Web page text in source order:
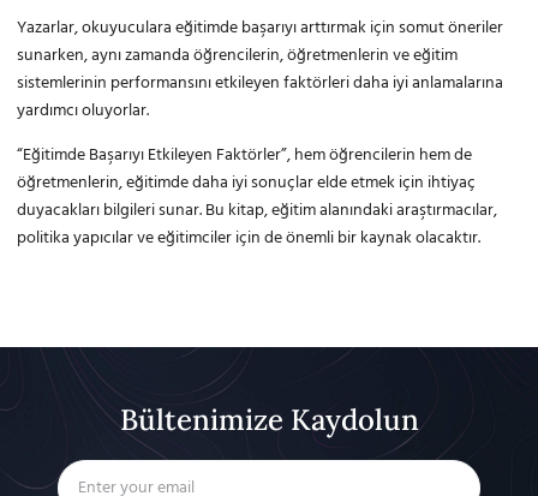
Yazarlar, okuyuculara eğitimde başarıyı arttırmak için somut öneriler
sunarken, aynı zamanda öğrencilerin, öğretmenlerin ve eğitim
sistemlerinin performansını etkileyen faktörleri daha iyi anlamalarına
yardımcı oluyorlar.
“Eğitimde Başarıyı Etkileyen Faktörler”, hem öğrencilerin hem de
öğretmenlerin, eğitimde daha iyi sonuçlar elde etmek için ihtiyaç
duyacakları bilgileri sunar. Bu kitap, eğitim alanındaki araştırmacılar,
politika yapıcılar ve eğitimciler için de önemli bir kaynak olacaktır.
Bültenimize Kaydolun